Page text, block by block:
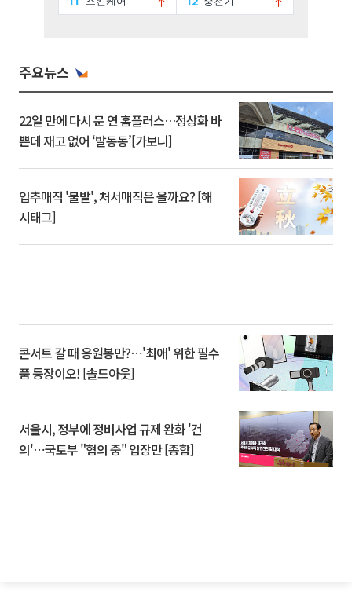
주요뉴스
22일 만에 다시 문 연 홈플러스…정상화 바
쁜데 재고 없어 ‘발동동’[가보니]
입추매직 '불발', 처서매직은 올까요? [해
시태그]
콘서트 갈 때 응원봉만?⋯'최애' 위한 필수
품 등장이오! [솔드아웃]
서울시, 정부에 정비사업 규제 완화 '건
의'⋯국토부 "협의 중" 입장만 [종합]